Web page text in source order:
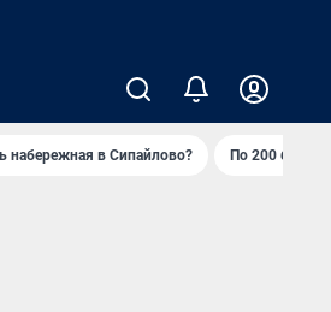
набережная в Сипайлово? По 200